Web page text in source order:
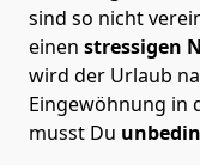
sind so nicht
einen stressigen
wird der Urlaub
Eingewöhnung in
musst Du